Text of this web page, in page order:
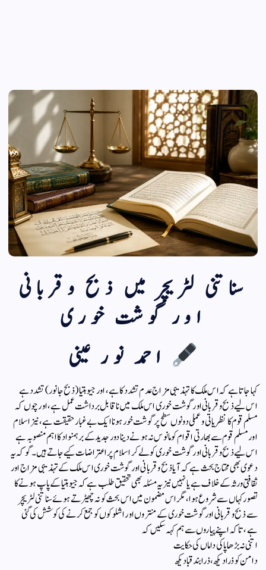
سناتنی لٹریچر میں ذبح وقربانی
اور گوشت خوری
احمد نور عینی
کہا جاتا ہے کہ اس ملک کا تہذیبی مزاج عدم تشدد کا ہے، اور جیو ہتیا (ذبح جانور) تشدد ہے
اس لیے ذبح وقربانی اور گوشت خوری اس ملک میں ناقابل برداشت عمل ہے، اور چوں کہ
مسلم قوم کا نظریاتی وعملی دونوں سطح پر گوشت خور ہونا ایک بے غبار حقیقت ہے، نیز اسلام
اور مسلم قوم سے بھارتی اقوام کو مانوس نہ ہونے دینا دور جدید کے برہمنواد کا اہم منصوبہ ہے
اس لیے ذبح وقربانی اور گوشت خوری کو لے کر اسلام پر اعتراضات کیے جاتے ہیں۔ گو کہ یہ
دعوی بھی محتاج بحث ہے کہ آیا ذبح وقربانی اور گوشت خوری اس ملک کے تہذیبی مزاج اور
ثقافتی ورثہ کے خلاف ہے یا نہیں نیز یہ مسئلہ بھی تحقیق طلب ہے کہ جیو ہتیا کے پاپ ہونے کا
تصور کہاں سے شروع ہوا، مگر اس مضمون میں اس بحث کو نہ چھیڑتے ہوئے سناتنی لٹریچر
سے ذبح وقربانی اور گوشت خوری کے منتروں اور اشلوکوں کو جمع کرنے کی کوشش کی گئی
ہے، تاکہ اپنے پیاروں سے ہم کہہ سکیں کہ
اتنی نہ بڑھا پاکی داماں کی حکایت
دامن کو ذرا دیکھ، ذرا بند قبا دیکھ